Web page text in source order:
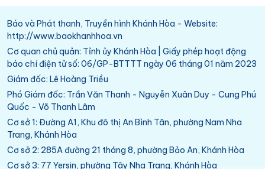
Báo và Phát thanh, Truyền hình Khánh Hòa - Website:
http://www.baokhanhhoa.vn
Cơ quan chủ quản: Tỉnh ủy Khánh Hòa | Giấy phép hoạt động
báo chí điện tử số: 06/GP-BTTTT ngày 06 tháng 01 năm 2023
Giám đốc: Lê Hoàng Triều
Phó Giám đốc: Trần Văn Thanh - Nguyễn Xuân Duy - Cung Phú
Quốc - Võ Thanh Lâm
Cơ sở 1: Đường A1, Khu đô thị An Bình Tân, phường Nam Nha
Trang, Khánh Hòa
Cơ sở 2: 285A đường 21 tháng 8, phường Bảo An, Khánh Hòa
Cơ sở 3: 77 Yersin, phường Tây Nha Trang, Khánh Hòa